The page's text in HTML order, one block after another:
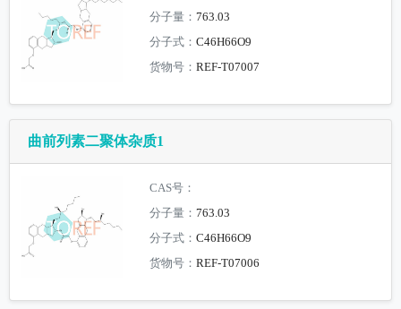
分子量：763.03
分子式：C46H66O9
货物号：REF-T07007
曲前列素二聚体杂质1
CAS号：
分子量：763.03
分子式：C46H66O9
货物号：REF-T07006